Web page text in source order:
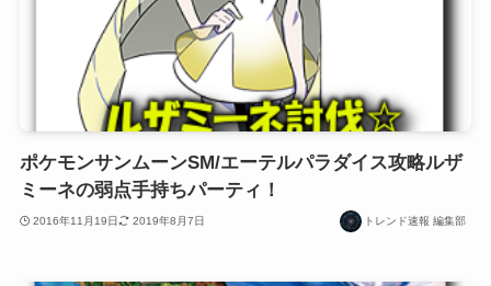
ポケモンサンムーンSM/エーテルパラダイス攻略ルザ
ミーネの弱点手持ちパーティ！
2016年11月19日 2019年8月7日 トレンド速報 編集部